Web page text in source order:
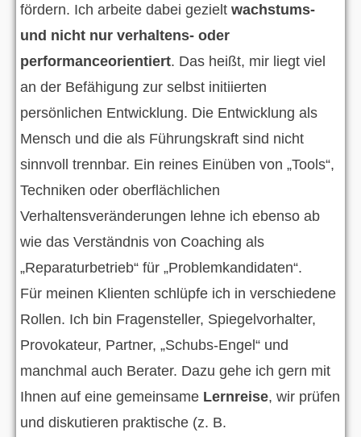
fördern. Ich arbeite dabei gezielt wachstums-
und nicht nur verhaltens- oder
performanceorientiert. Das heißt, mir liegt viel
an der Befähigung zur selbst initiierten
persönlichen Entwicklung. Die Entwicklung als
Mensch und die als Führungskraft sind nicht
sinnvoll trennbar. Ein reines Einüben von „Tools“,
Techniken oder oberflächlichen
Verhaltensveränderungen lehne ich ebenso ab
wie das Verständnis von Coaching als
„Reparaturbetrieb“ für „Problemkandidaten“.
Für meinen Klienten schlüpfe ich in verschiedene
Rollen. Ich bin Fragensteller, Spiegelvorhalter,
Provokateur, Partner, „Schubs-Engel“ und
manchmal auch Berater. Dazu gehe ich gern mit
Ihnen auf eine gemeinsame Lernreise, wir prüfen
und diskutieren praktische (z. B.